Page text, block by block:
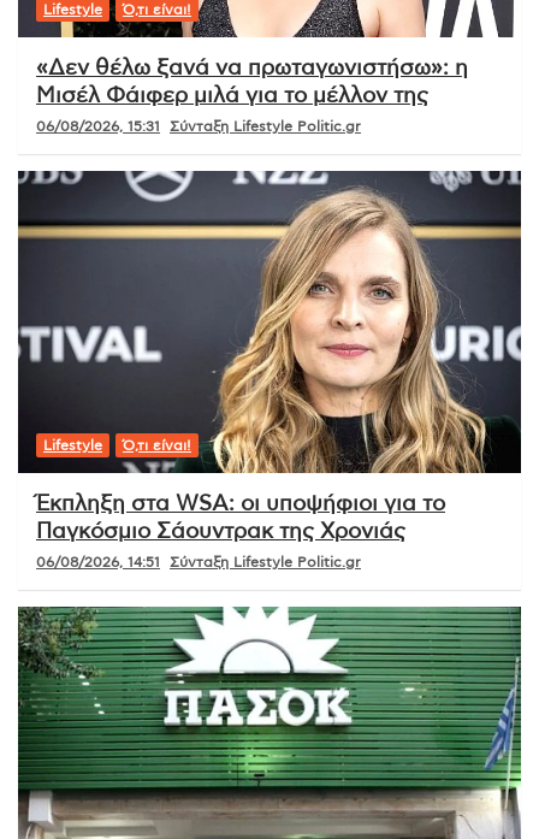
Lifestyle Ό,τι είναι!
«Δεν θέλω ξανά να πρωταγωνιστήσω»: η
Μισέλ Φάιφερ μιλά για το μέλλον της
06/08/2026, 15:31 Σύνταξη Lifestyle Politic.gr
Lifestyle Ό,τι είναι!
Έκπληξη στα WSA: οι υποψήφιοι για το
Παγκόσμιο Σάουντρακ της Χρονιάς
06/08/2026, 14:51 Σύνταξη Lifestyle Politic.gr